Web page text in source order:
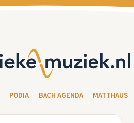
PODIA BACH AGENDA MATTHAUS